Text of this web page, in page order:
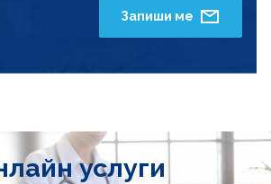
Запиши ме
услуги